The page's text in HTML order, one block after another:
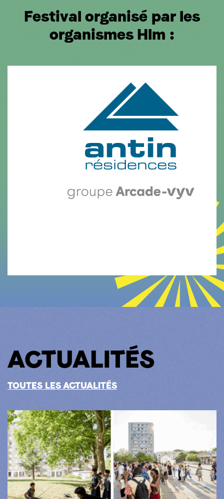
Festival organisé par les
organismes Hlm :
ACTUALITÉS​
TOUTES LES ACTUALITÉS